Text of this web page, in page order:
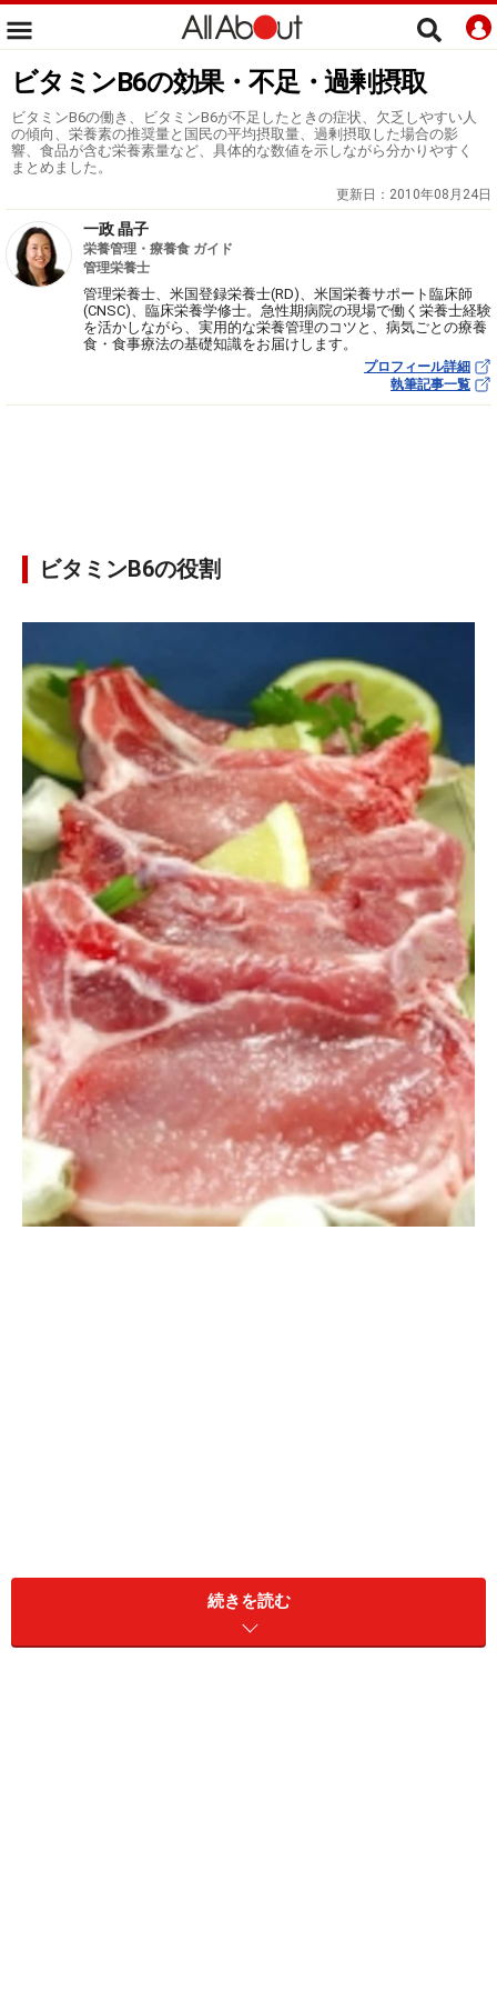
ビタミンB6の効果・不足・過剰摂取
ビタミンB6の働き、ビタミンB6が不足したときの症状、欠乏しやすい人
の傾向、栄養素の推奨量と国民の平均摂取量、過剰摂取した場合の影
響、食品が含む栄養素量など、具体的な数値を示しながら分かりやすく
まとめました。
更新日： 2010年08月24日
一政 晶子
栄養管理・療養食 ガイド
管理栄養士
管理栄養士、米国登録栄養士(RD)、米国栄養サポート臨床師
(CNSC)、臨床栄養学修士。急性期病院の現場で働く栄養士経験
を活かしながら、実用的な栄養管理のコツと、病気ごとの療養
食・食事療法の基礎知識をお届けします。
プロフィール詳細
執筆記事一覧
ビタミンB6の役割
ビタミンB6は、たんぱく質、脂質、炭水化物の代謝、神
経伝達物質の機能に欠かせません。
続きを読む